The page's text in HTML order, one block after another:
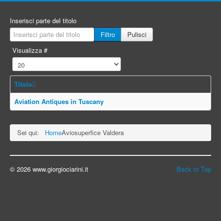
Inserisci parte del titolo
Filtro
Pulisci
Visualizza #
Titolo
Aviation Antiques in Tuscany
Sei qui: HomeAviosuperfice Valdera
Back to Top
© 2026 www.giorgiociarini.it